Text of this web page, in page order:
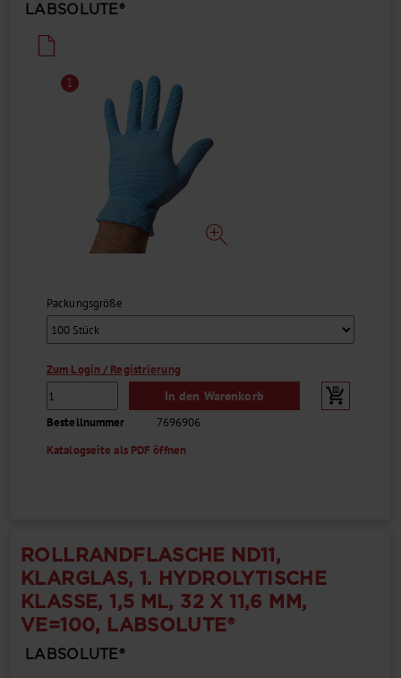
LABSOLUTE®
1
Packungsgröße
Zum Login / Registrierung
In den Warenkorb
Bestellnummer
7696906
Katalogseite als PDF öffnen
ROLLRANDFLASCHE ND11,
KLARGLAS, 1. HYDROLYTISCHE
KLASSE, 1,5 ML, 32 X 11,6 MM,
VE=100, LABSOLUTE®
LABSOLUTE®